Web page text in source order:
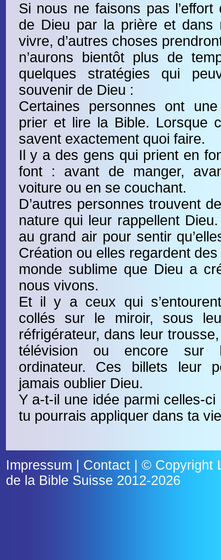
Si nous ne faisons pas
de Dieu par la prière et dans
vivre, d’autres choses
n’aurons bientôt plus de
quelques stratégies qui
souvenir de Dieu :
Certaines personnes ont
prier et lire la Bible. Lorsque
savent exactement quoi faire.
Il y a des gens qui prient en
font : avant de manger,
voiture ou en se couchant.
D’autres personnes trouvent
nature qui leur rappellent
au grand air pour sentir
Création ou elles regardent
monde sublime que Dieu a
nous vivons.
Et il y a ceux qui
collés sur le miroir, sous
réfrigérateur, dans leur
télévision ou encore sur
ordinateur. Ces billets leur
jamais oublier Dieu.
Y a-t-il une idée parmi celles-
tu pourrais appliquer dans ta
Impressum Contact| © Copyright
de la Bible Suisse 2012-2026